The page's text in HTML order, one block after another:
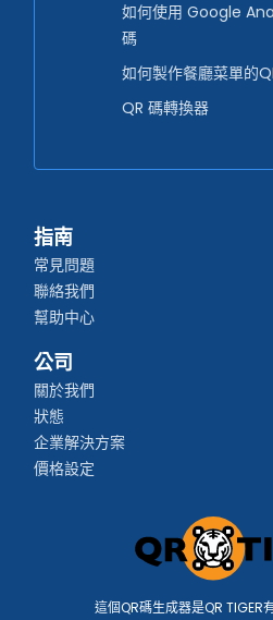
如何使用 Google
碼
如何製作餐廳菜單的
QR 碼轉換器
指南
常見問題
聯絡我們
幫助中心
公司
關於我們
狀態
企業解決方案
價格設定
這個QR碼生成器是QR TIGER